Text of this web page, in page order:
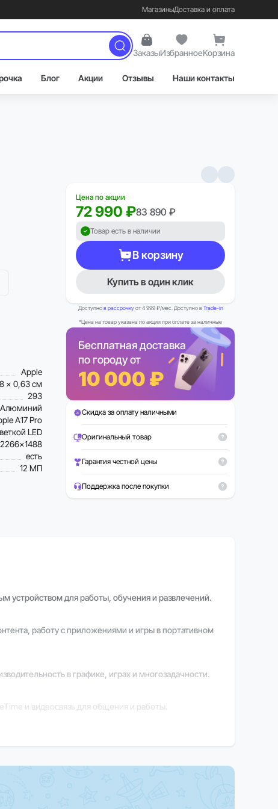
МагазиныДоставка и оплата
ЗаказыИзбранноеКорзина
Блог Акции Отзывы Наши контакты
Apple
x 0,63 см
293
Алюминий
A17 Pro
LED
2266×1488
есть
12 МП
Цена по акции
72 990 ₽83 890 ₽
Товар есть в наличии
В корзину
Купить в один клик
Доступнов рассрочкуот 4 999 ₽/мес. Доступно вTrade-in
*Цена на товар указана по акции при оплате за наличные
Бесплатная доставка
по городу от
10 000 ₽
Скидка за оплату наличными
Оригинальный товар
Гарантия честной цены
Поддержка после покупки
устройством для работы, обучения и развлечений.
работу с приложениями и игры в портативном
в графике, играх и многозадачности.
и видеосвязь для общения и работы.
обратитесь к нашим менеджерам.